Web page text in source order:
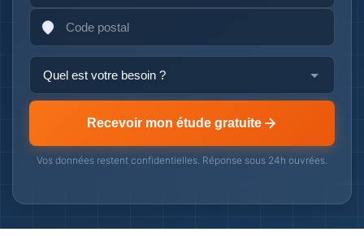
Recevoir mon étude gratuite
Vos données restent confidentielles. Réponse sous 24h ouvrées.